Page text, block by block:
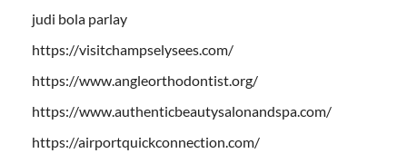
judi bola parlay
https://visitchampselysees.com/
https://www.angleorthodontist.org/
https://www.authenticbeautysalonandspa.com/
https://airportquickconnection.com/